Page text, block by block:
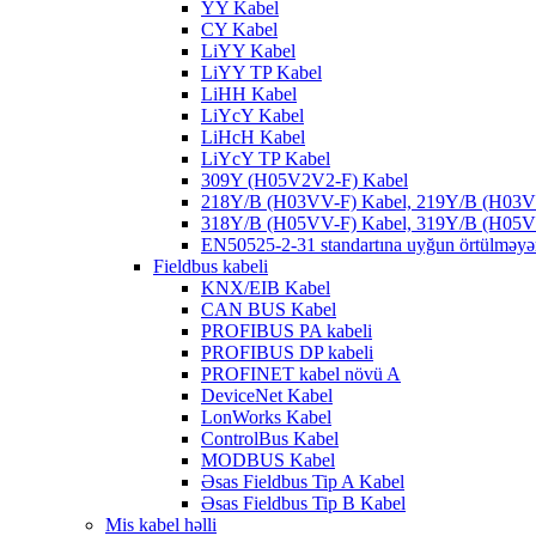
YY Kabel
CY Kabel
LiYY Kabel
LiYY TP Kabel
LiHH Kabel
LiYcY Kabel
LiHcH Kabel
LiYcY TP Kabel
309Y (H05V2V2-F) Kabel
218Y/B (H03VV-F) Kabel, 219Y/B
318Y/B (H05VV-F) Kabel, 319Y/B
EN50525-2-31 standartına uyğun
Fieldbus kabeli
KNX/EIB Kabel
CAN BUS Kabel
PROFIBUS PA kabeli
PROFIBUS DP kabeli
PROFINET kabel növü A
DeviceNet Kabel
LonWorks Kabel
ControlBus Kabel
MODBUS Kabel
Əsas Fieldbus Tip A Kabel
Əsas Fieldbus Tip B Kabel
Mis kabel həlli